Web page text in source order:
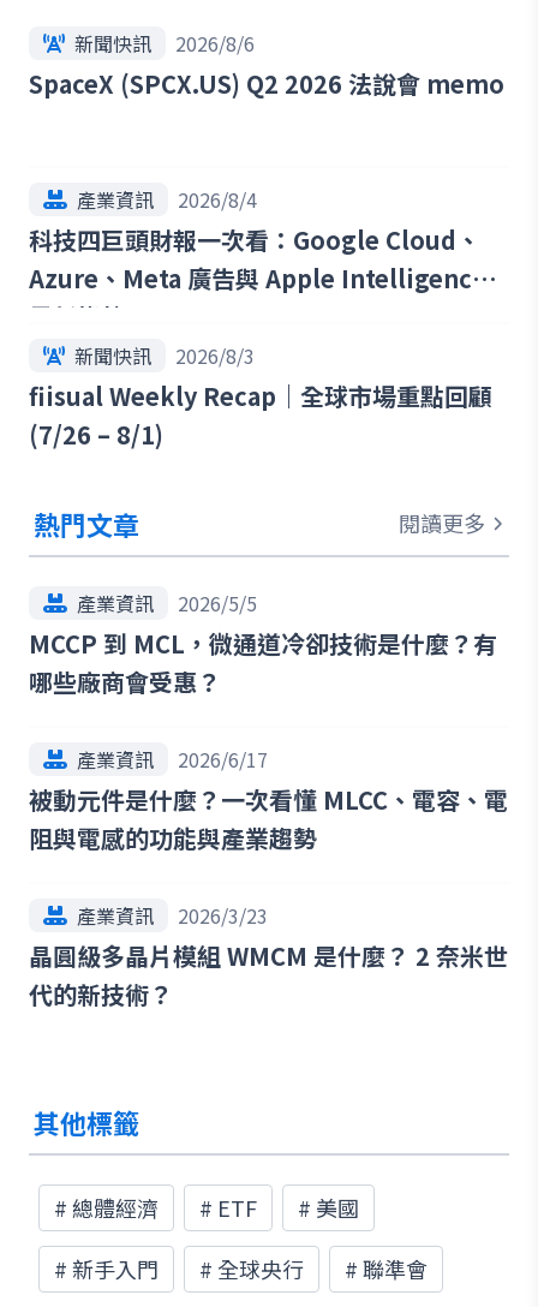
新聞快訊 2026/8/6
SpaceX (SPCX.US) Q2 2026 法說會 memo
產業資訊 2026/8/4
科技四巨頭財報一次看：Google Cloud、
Azure、Meta 廣告與 Apple Intelligence
最新趨勢
新聞快訊 2026/8/3
fiisual Weekly Recap｜全球市場重點回顧
(7/26 – 8/1)
熱門文章 閱讀更多
產業資訊 2026/5/5
MCCP 到 MCL，微通道冷卻技術是什麼？有
哪些廠商會受惠？
產業資訊 2026/6/17
被動元件是什麼？一次看懂 MLCC、電容、電
阻與電感的功能與產業趨勢
產業資訊 2026/3/23
晶圓級多晶片模組 WMCM 是什麼？ 2 奈米世
代的新技術？
其他標籤
#總體經濟 # ETF # 美國
#新手入門 # 全球央行 #聯準會